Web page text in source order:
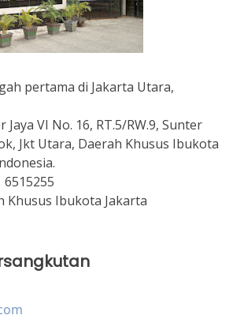
pertama di Jakarta Utara,
Jaya VI No. 16, RT.5/RW.9, Sunter
Jkt Utara, Daerah Khusus Ibukota
6515255
Khusus Ibukota Jakarta